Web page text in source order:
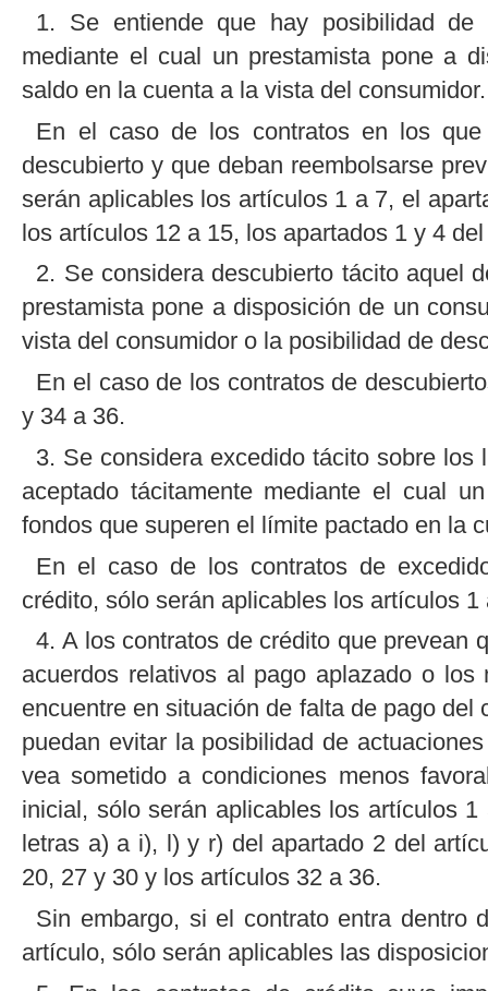
1. Se entiende que hay posibilidad de
mediante el cual un prestamista pone a
saldo en la cuenta a la vista del consumidor.
En el caso de los contratos en los
descubierto y que deban reembolsarse
serán aplicables los artículos 1 a 7, el
los artículos 12 a 15, los apartados 1 y 4
2. Se considera descubierto tácito aquel
prestamista pone a disposición de un
vista del consumidor o la posibilidad de
En el caso de los contratos de
y 34 a 36.
3. Se considera excedido tácito sobre
aceptado tácitamente mediante el cual
fondos que superen el límite pactado en la
En el caso de los contratos de
crédito, sólo serán aplicables los artículos 1
4. A los contratos de crédito que prevean
acuerdos relativos al pago aplazado o
encuentre en situación de falta de pago
puedan evitar la posibilidad de
vea sometido a condiciones menos
inicial, sólo serán aplicables los artículos
letras a) a i), l) y r) del apartado 2 del
20, 27 y 30 y los artículos 32 a 36.
Sin embargo, si el contrato entra dentro
artículo, sólo serán aplicables las